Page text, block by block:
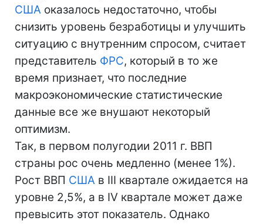
США оказалось недостаточно, чтобы
снизить уровень безработицы и улучшить
ситуацию с внутренним спросом, считает
представитель ФРС, который в то же
время признает, что последние
макроэкономические статистические
данные все же внушают некоторый
оптимизм.
Так, в первом полугодии 2011 г. ВВП
страны рос очень медленно (менее 1%).
Рост ВВП США в III квартале ожидается на
уровне 2,5%, а в IV квартале может даже
превысить этот показатель. Однако